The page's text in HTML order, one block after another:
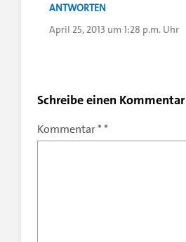
April 25, 2013 um 1:28 p.m. Uhr
ANTWORTEN
Schreibe einen Kommentar
Kommentar*